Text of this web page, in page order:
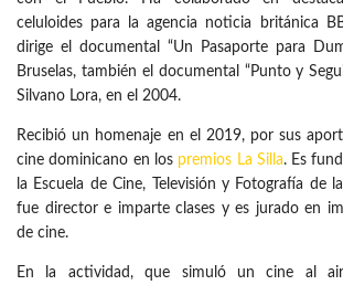
celuloides para la agencia noticia británica
dirige el documental “Un Pasaporte para
Bruselas, también el documental “Punto y
Silvano Lora, en el 2004.
Recibió un homenaje en el 2019, por sus
cine dominicano en los premios La Silla. Es
la Escuela de Cine, Televisión y Fotografía de
fue director e imparte clases y es jurado en
de cine.
En la actividad, que simuló un cine al